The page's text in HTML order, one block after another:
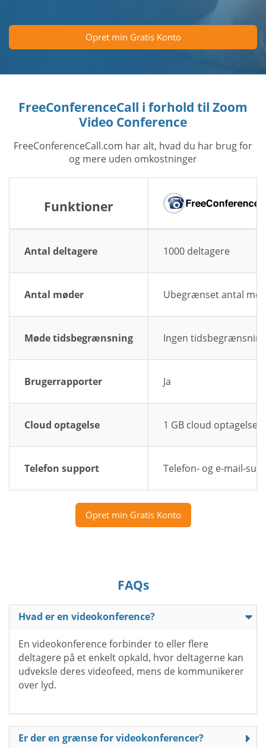
Opret min Gratis Konto
FreeConferenceCall i forhold til Zoom
Video Conference
FreeConferenceCall.com har alt, hvad du har brug for
og mere uden omkostninger
Funktioner
Antal deltagere 1000 deltagere
Antal møder Ubegrænset antal
Møde tidsbegrænsning Ingen
Brugerrapporter Ja
Cloud optagelse 1 GB cloud optagelse
Telefon support Telefon- og e-mail-
Opret min Gratis Konto
FAQs
Hvad er en videokonference?
En videokonference forbinder to eller flere
deltagere på et enkelt opkald, hvor deltagerne kan
udveksle deres videofeed, mens de kommunikerer
over lyd.
Er der en grænse for videokonferencer?